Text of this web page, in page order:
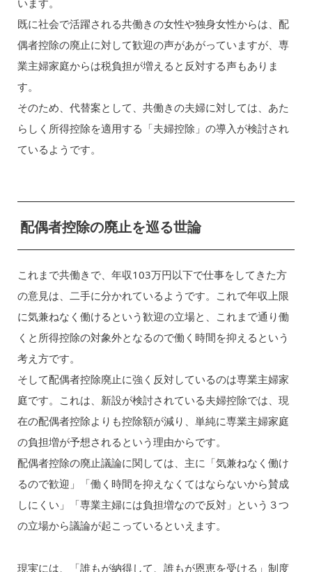
います。
既に社会で活躍される共働きの女性や独身女性からは、配
偶者控除の廃止に対して歓迎の声があがっていますが、専
業主婦家庭からは税負担が増えると反対する声もありま
す。
そのため、代替案として、共働きの夫婦に対しては、あた
らしく所得控除を適用する「夫婦控除」の導入が検討され
ているようです。
配偶者控除の廃止を巡る世論
これまで共働きで、年収103万円以下で仕事をしてきた方
の意見は、二手に分かれているようです。これで年収上限
に気兼ねなく働けるという歓迎の立場と、これまで通り働
くと所得控除の対象外となるので働く時間を抑えるという
考え方です。
そして配偶者控除廃止に強く反対しているのは専業主婦家
庭です。これは、新設が検討されている夫婦控除では、現
在の配偶者控除よりも控除額が減り、単純に専業主婦家庭
の負担増が予想されるという理由からです。
配偶者控除の廃止議論に関しては、主に「気兼ねなく働け
るので歓迎」「働く時間を抑えなくてはならないから賛成
しにくい」「専業主婦には負担増なので反対」という３つ
の立場から議論が起こっているといえます。
現実には、「誰もが納得して、誰もが恩恵を受ける」制度